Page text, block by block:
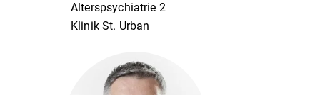
Alterspsychiatrie 2
Klinik St. Urban